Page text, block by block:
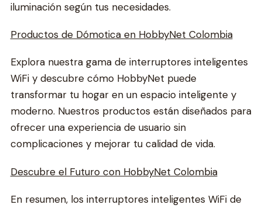
iluminación según tus necesidades.
Productos de Dómotica en HobbyNet Colombia
Explora nuestra gama de interruptores inteligentes
WiFi y descubre cómo HobbyNet puede
transformar tu hogar en un espacio inteligente y
moderno. Nuestros productos están diseñados para
ofrecer una experiencia de usuario sin
complicaciones y mejorar tu calidad de vida.
Descubre el Futuro con HobbyNet Colombia
En resumen, los interruptores inteligentes WiFi de